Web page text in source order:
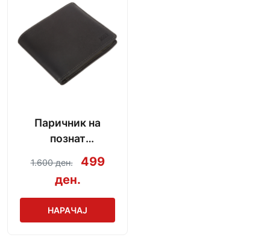
Паричник на
познат
производител
1.600 ден.
499
ден.
НАРАЧАЈ